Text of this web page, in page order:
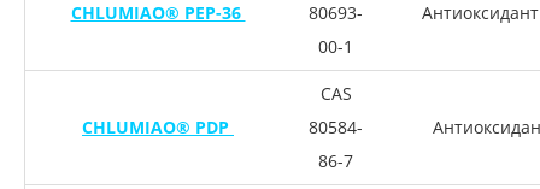
CHLUMIAO® PEP-36
80693-
00-1
Антиоксидант
CHLUMIAO® PDP
CAS
80584-
86-7